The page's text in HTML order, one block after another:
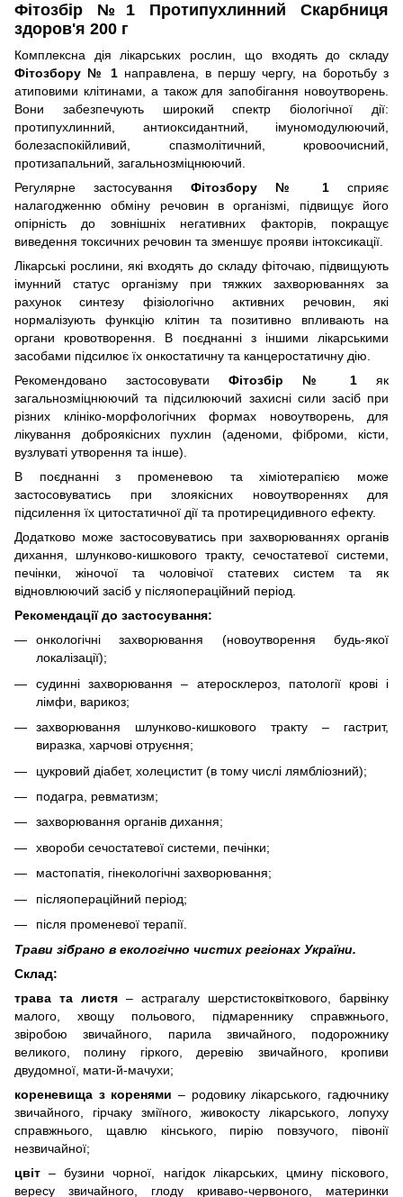
Фітозбір №1 Протипухлинний Скарбниця
здоров'я 200 г
Комплексна дія лікарських рослин, що входять до складу
Фітозбору № 1 направлена, в першу чергу, на боротьбу з
атиповими клітинами, а також для запобігання новоутворень.
Вони забезпечують широкий спектр біологічної дії:
протипухлинний, антиоксидантний, імуномодулюючий,
болезаспокійливий, спазмолітичний, кровоочисний,
протизапальний, загальнозміцнюючий.
Регулярне застосування Фітозбору № 1 сприяє
налагодженню обміну речовин в організмі, підвищує його
опірність до зовнішніх негативних факторів, покращує
виведення токсичних речовин та зменшує прояви інтоксикації.
Лікарські рослини, які входять до складу фіточаю, підвищують
імунний статус організму при тяжких захворюваннях за
рахунок синтезу фізіологічно активних речовин, які
нормалізують функцію клітин та позитивно впливають на
органи кровотворення. В поєднанні з іншими лікарськими
засобами підсилює їх онкостатичну та канцеростатичну дію.
Рекомендовано застосовувати Фітозбір № 1 як
загальнозміцнюючий та підсилюючий захисні сили засіб при
різних клініко-морфологічних формах новоутворень, для
лікування доброякісних пухлин (аденоми, фіброми, кісти,
вузлуваті утворення та інше).
В поєднанні з променевою та хіміотерапією може
застосовуватись при злоякісних новоутвореннях для
підсилення їх цитостатичної дії та протирецидивного ефекту.
Додатково може застосовуватись при захворюваннях органів
дихання, шлунково-кишкового тракту, сечостатевої системи,
печінки, жіночої та чоловічої статевих систем та як
відновлюючий засіб у післяопераційний період.
Рекомендації до застосування:
онкологічні захворювання (новоутворення будь-якої
локалізації);
судинні захворювання – атеросклероз, патології крові і
лімфи, варикоз;
захворювання шлунково-кишкового тракту – гастрит,
виразка, харчові отруєння;
цукровий діабет, холецистит (в тому числі лямбліозний);
подагра, ревматизм;
захворювання органів дихання;
хвороби сечостатевої системи, печінки;
мастопатія, гінекологічні захворювання;
післяопераційний період;
після променевої терапії.
Трави зібрано в екологічно чистих регіонах України.
Склад:
трава та листя – астрагалу шерстистоквіткового, барвінку
малого, хвощу польового, підмареннику справжнього,
звіробою звичайного, парила звичайного, подорожнику
великого, полину гіркого, деревію звичайного, кропиви
двудомної, мати-й-мачухи;
кореневища з коренями – родовику лікарського, гадючнику
звичайного, гірчаку зміїного, живокосту лікарського, лопуху
справжнього, щавлю кінського, пирію повзучого, півонії
незвичайної;
цвіт – бузини чорної, нагідок лікарських, цмину піскового,
вересу звичайного, глоду криваво-червоного, материнки